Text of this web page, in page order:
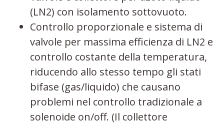
(LN2) con isolamento sottovuoto.
Controllo proporzionale e sistema di
valvole per massima efficienza di LN2 e
controllo costante della temperatura,
riducendo allo stesso tempo gli stati
bifase (gas/liquido) che causano
problemi nel controllo tradizionale a
solenoide on/off. (Il collettore